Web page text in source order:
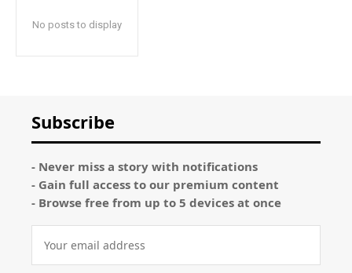
No posts to display
Subscribe
- Never miss a story with notifications
- Gain full access to our premium content
- Browse free from up to 5 devices at once